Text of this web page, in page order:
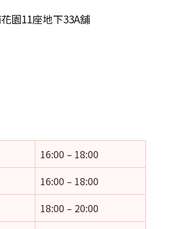
園11座地下33A舖
16:00 – 18:00
16:00 – 18:00
18:00 – 20:00